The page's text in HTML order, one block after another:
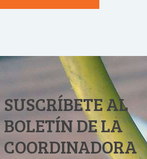
SUSCRÍBETE AL
BOLETÍN DE LA
COORDINADORA